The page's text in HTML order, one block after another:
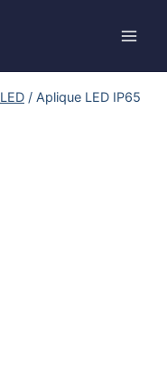
LED / Aplique LED IP65